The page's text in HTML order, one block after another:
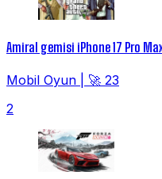
Amiral gemisi iPhone 17 Pro
Mobil Oyun
🚀 23
2